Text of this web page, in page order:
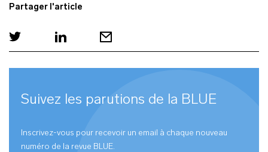
Partager l'article
Suivez les parutions de la BLUE
Inscrivez-vous pour recevoir un email à chaque nouveau
numéro de la revue BLUE.